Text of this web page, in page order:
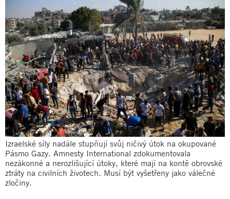
Izraelské síly nadále stupňují svůj ničivý útok na okupované
Pásmo Gazy. Amnesty International zdokumentovala
nezákonné a nerozlišující útoky, které mají na kontě obrovské
ztráty na civilních životech. Musí být vyšetřeny jako válečné
zločiny.